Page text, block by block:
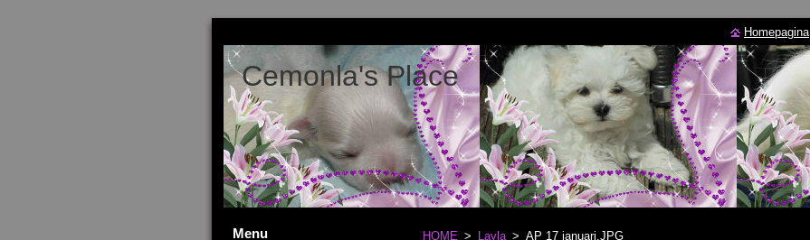
Cemonla's Place
HOME > Layla > AP 17 januari.JPG
Menu
Homepagina